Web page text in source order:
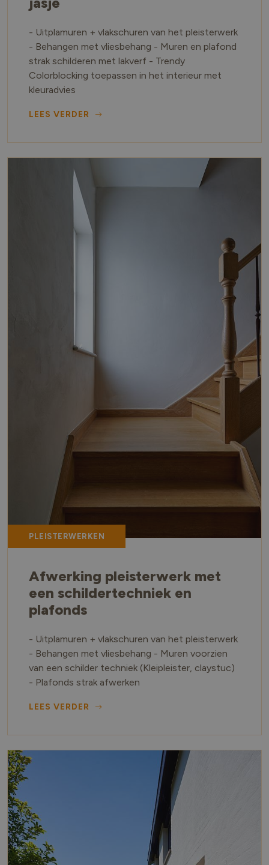
- Uitplamuren + vlakschuren van het pleisterwerk
- Behangen met vliesbehang - Muren en plafond
strak schilderen met lakverf - Trendy
Colorblocking toepassen in het interieur met
kleuradvies
LEES VERDER
PLEISTERWERKEN
Afwerking pleisterwerk met
een schildertechniek en
plafonds
- Uitplamuren + vlakschuren van het pleisterwerk
- Behangen met vliesbehang - Muren voorzien
van een schilder techniek (Kleipleister, claystuc)
- Plafonds strak afwerken
LEES VERDER